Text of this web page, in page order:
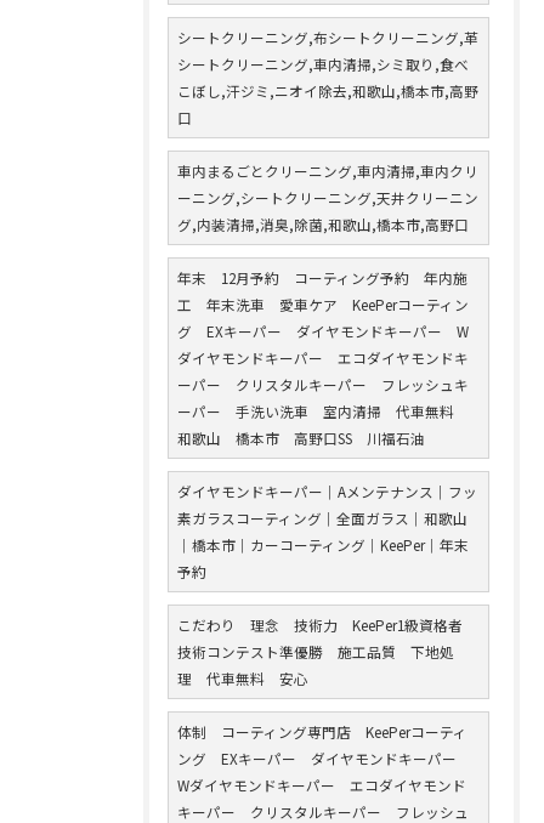
シートクリーニング,布シートクリーニング,革
シートクリーニング,車内清掃,シミ取り,食べ
こぼし,汗ジミ,ニオイ除去,和歌山,橋本市,高野
口
車内まるごとクリーニング,車内清掃,車内クリ
ーニング,シートクリーニング,天井クリーニン
グ,内装清掃,消臭,除菌,和歌山,橋本市,高野口
年末 12月予約 コーティング予約 年内施
工 年末洗車 愛車ケア KeePerコーティン
グ EXキーパー ダイヤモンドキーパー W
ダイヤモンドキーパー エコダイヤモンドキ
ーパー クリスタルキーパー フレッシュキ
ーパー 手洗い洗車 室内清掃 代車無料
和歌山 橋本市 高野口SS 川福石油
ダイヤモンドキーパー｜Aメンテナンス｜フッ
素ガラスコーティング｜全面ガラス｜和歌山
｜橋本市｜カーコーティング｜KeePer｜年末
予約
こだわり 理念 技術力 KeePer1級資格者
技術コンテスト準優勝 施工品質 下地処
理 代車無料 安心
体制 コーティング専門店 KeePerコーティ
ング EXキーパー ダイヤモンドキーパー
Wダイヤモンドキーパー エコダイヤモンド
キーパー クリスタルキーパー フレッシュ